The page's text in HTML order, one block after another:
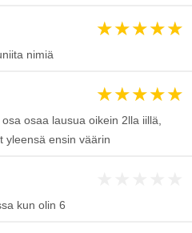
★★★★★
nimiä
★★★★★
osaa lausua oikein 2lla iillä,
yleensä ensin väärin
kun olin 6